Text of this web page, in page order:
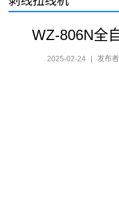
WZ-806N全
2025-02-24 | 发布